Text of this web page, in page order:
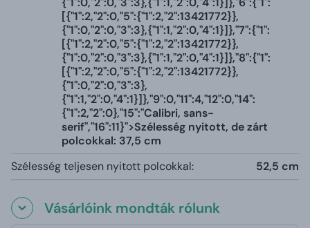
[{"1":2,"2":0,"5":{"1":2,"2":13421772}},
{"1":0,"2":0,"3":3},{"1":1,"2":0,"4":1}]},"7":{"1":
[{"1":2,"2":0,"5":{"1":2,"2":13421772}},
{"1":0,"2":0,"3":3},{"1":1,"2":0,"4":1}]},"8":{"1":
[{"1":2,"2":0,"5":{"1":2,"2":13421772}},
{"1":0,"2":0,"3":3},
{"1":1,"2":0,"4":1}]},"9":0,"11":4,"12":0,"14":
{"1":2,"2":0},"15":"Calibri, sans-
serif","16":11}">Szélesség nyitott, de zárt
polcokkal: 37,5 cm
Szélesség teljesen nyitott polcokkal:
52,5 cm
Vásárlóink mondták rólunk